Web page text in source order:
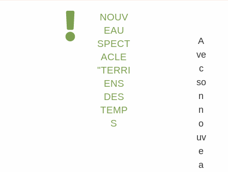
NOUV
EAU
SPECT
ACLE
"TERRI
ENS
DES
TEMP
S
A
ve
c
so
n
n
o
uv
e
a